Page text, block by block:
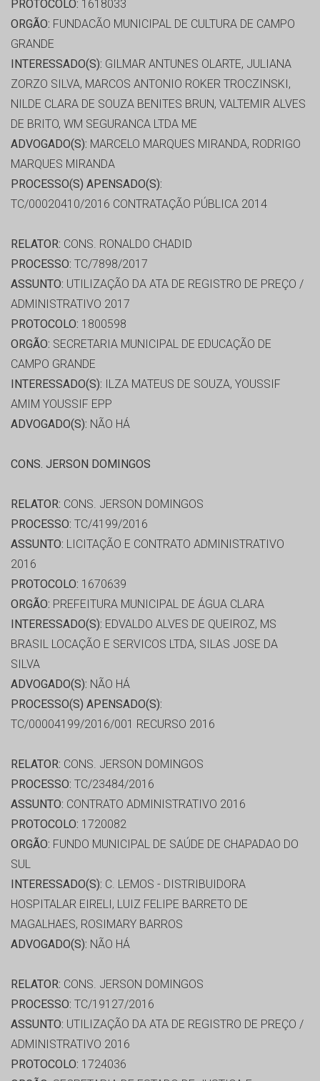
PROTOCOLO: 1618033
ORGÃO: FUNDACÃO MUNICIPAL DE CULTURA DE CAMPO
GRANDE
INTERESSADO(S): GILMAR ANTUNES OLARTE, JULIANA
ZORZO SILVA, MARCOS ANTONIO ROKER TROCZINSKI,
NILDE CLARA DE SOUZA BENITES BRUN, VALTEMIR ALVES
DE BRITO, WM SEGURANCA LTDA ME
ADVOGADO(S): MARCELO MARQUES MIRANDA, RODRIGO
MARQUES MIRANDA
PROCESSO(S) APENSADO(S):
TC/00020410/2016 CONTRATAÇÃO PÚBLICA 2014
RELATOR: CONS. RONALDO CHADID
PROCESSO: TC/7898/2017
ASSUNTO: UTILIZAÇÃO DA ATA DE REGISTRO DE PREÇO /
ADMINISTRATIVO 2017
PROTOCOLO: 1800598
ORGÃO: SECRETARIA MUNICIPAL DE EDUCAÇÃO DE
CAMPO GRANDE
INTERESSADO(S): ILZA MATEUS DE SOUZA, YOUSSIF
AMIM YOUSSIF EPP
ADVOGADO(S): NÃO HÁ
CONS. JERSON DOMINGOS
RELATOR: CONS. JERSON DOMINGOS
PROCESSO: TC/4199/2016
ASSUNTO: LICITAÇÃO E CONTRATO ADMINISTRATIVO
2016
PROTOCOLO: 1670639
ORGÃO: PREFEITURA MUNICIPAL DE ÁGUA CLARA
INTERESSADO(S): EDVALDO ALVES DE QUEIROZ, MS
BRASIL LOCAÇÃO E SERVICOS LTDA, SILAS JOSE DA
SILVA
ADVOGADO(S): NÃO HÁ
PROCESSO(S) APENSADO(S):
TC/00004199/2016/001 RECURSO 2016
RELATOR: CONS. JERSON DOMINGOS
PROCESSO: TC/23484/2016
ASSUNTO: CONTRATO ADMINISTRATIVO 2016
PROTOCOLO: 1720082
ORGÃO: FUNDO MUNICIPAL DE SAÚDE DE CHAPADAO DO
SUL
INTERESSADO(S): C. LEMOS - DISTRIBUIDORA
HOSPITALAR EIRELI, LUIZ FELIPE BARRETO DE
MAGALHAES, ROSIMARY BARROS
ADVOGADO(S): NÃO HÁ
RELATOR: CONS. JERSON DOMINGOS
PROCESSO: TC/19127/2016
ASSUNTO: UTILIZAÇÃO DA ATA DE REGISTRO DE PREÇO /
ADMINISTRATIVO 2016
PROTOCOLO: 1724036